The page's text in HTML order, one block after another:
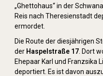
„Ghettohaus“ in der
Reis nach Theresienstadt
ermordet.
Die Route der diesjährigen
der Haspelstraße 17 . Dort
Ehepaar Karl und Franzsika
deportiert. Es ist davon